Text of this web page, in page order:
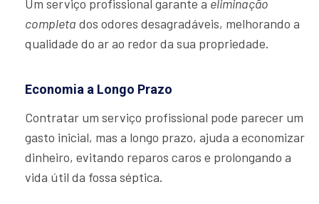
Um serviço profissional garante a eliminação
completa dos odores desagradáveis, melhorando a
qualidade do ar ao redor da sua propriedade.
Economia a Longo Prazo
Contratar um serviço profissional pode parecer um
gasto inicial, mas a longo prazo, ajuda a economizar
dinheiro, evitando reparos caros e prolongando a
vida útil da fossa séptica.